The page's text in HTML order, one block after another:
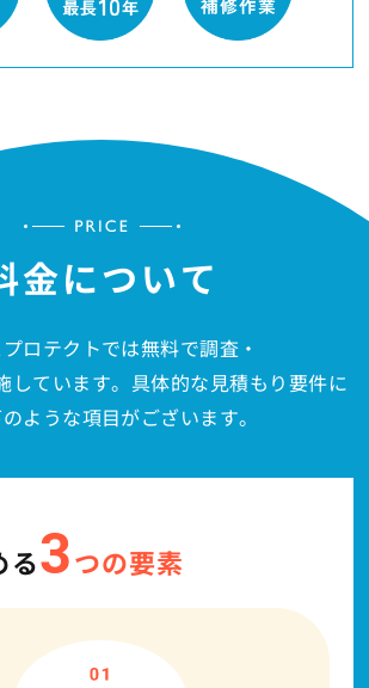
金について
ロテクトでは無料で調査・
しています。具体的な見積もり要件に
ような項目がございます。
る3つの要素